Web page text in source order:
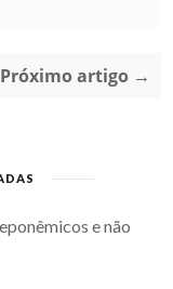
Próximo artigo →
e não